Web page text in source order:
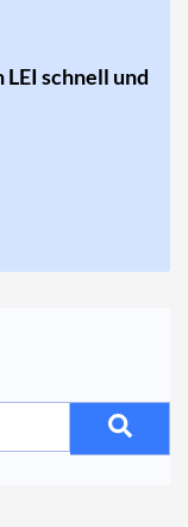
LEI schnell und